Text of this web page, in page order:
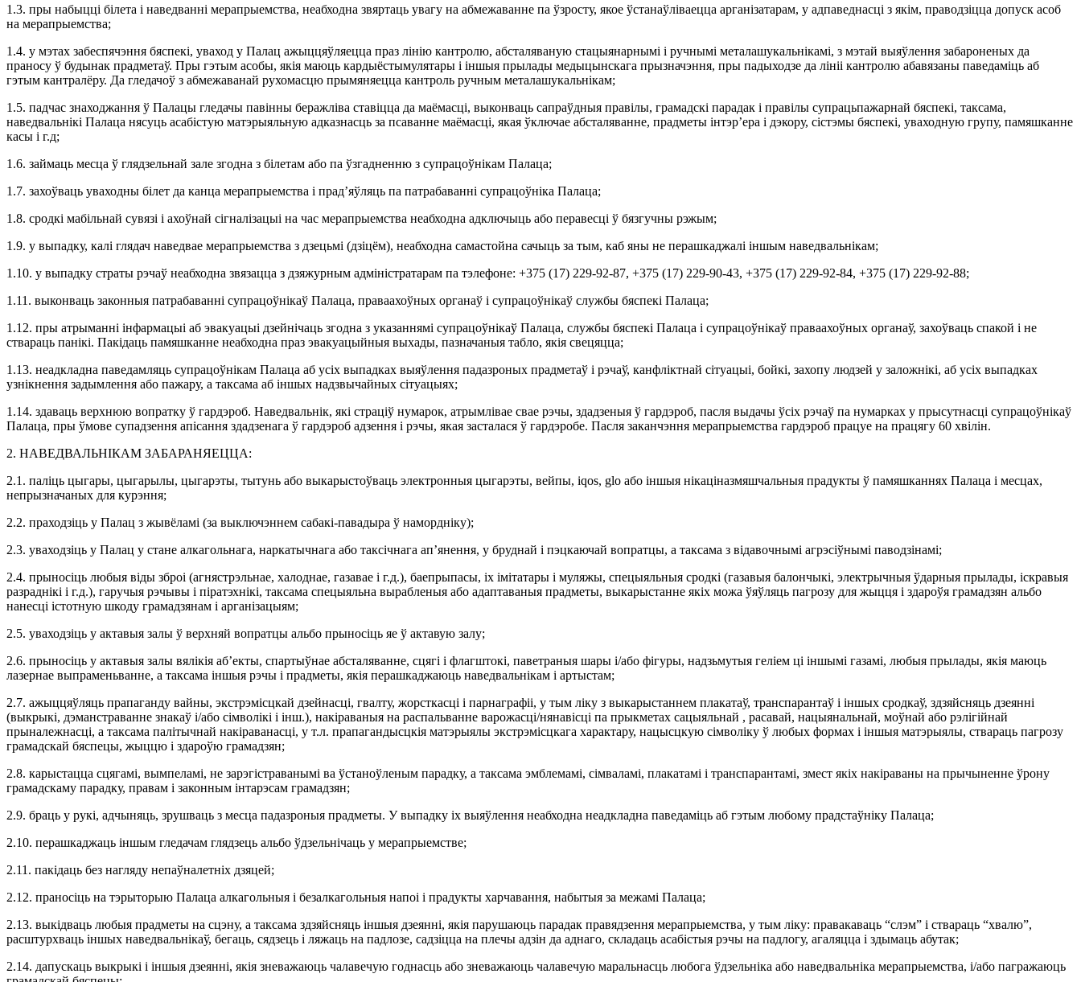
1.3. пры набыцці білета і наведванні мерапрыемства, неабходна звяртаць увагу на абмежаванне па ўзросту, якое ўстанаўліваецца арганізатарам, у адпаведнасці з якім, праводзіцца допуск асоб
на мерапрыемства;
1.4. у мэтах забеспячэння бяспекі, уваход у Палац ажыццяўляецца праз лінію кантролю, абсталяваную стацыянарнымі і ручнымі металашукальнікамі, з мэтай выяўлення забароненых да
праносу ў будынак прадметаў. Пры гэтым асобы, якія маюць кардыёстымулятары і іншыя прылады медыцынскага прызначэння, пры падыходзе да лініі кантролю абавязаны паведаміць аб
гэтым кантралёру. Да гледачоў з абмежаванай рухомасцю прымяняецца кантроль ручным металашукальнікам;
1.5. падчас знаходжання ў Палацы гледачы павінны беражліва ставіцца да маёмасці, выконваць сапраўдныя правілы, грамадскі парадак і правілы супрацьпажарнай бяспекі, таксама,
наведвальнікі Палаца нясуць асабістую матэрыяльную адказнасць за псаванне маёмасці, якая ўключае абсталяванне, прадметы інтэр’ера і дэкору, сістэмы бяспекі, уваходную групу, памяшканне
касы і г.д;
1.6. займаць месца ў глядзельнай зале згодна з білетам або па ўзгадненню з супрацоўнікам Палаца;
1.7. захоўваць уваходны білет да канца мерапрыемства і прад’яўляць па патрабаванні супрацоўніка Палаца;
1.8. сродкі мабільнай сувязі і ахоўнай сігналізацыі на час мерапрыемства неабходна адключыць або перавесці ў бязгучны рэжым;
1.9. у выпадку, калі глядач наведвае мерапрыемства з дзецьмі (дзіцём), неабходна самастойна сачыць за тым, каб яны не перашкаджалі іншым наведвальнікам;
1.10. у выпадку страты рэчаў неабходна звязацца з дзяжурным адміністратарам па тэлефоне: +375 (17) 229-92-87, +375 (17) 229-90-43, +375 (17) 229-92-84, +375 (17) 229-92-88;
1.11. выконваць законныя патрабаванні супрацоўнікаў Палаца, праваахоўных органаў і супрацоўнікаў службы бяспекі Палаца;
1.12. пры атрыманні інфармацыі аб эвакуацыі дзейнічаць згодна з указаннямі супрацоўнікаў Палаца, службы бяспекі Палаца і супрацоўнікаў праваахоўных органаў, захоўваць спакой і не
ствараць панікі. Пакідаць памяшканне неабходна праз эвакуацыйныя выхады, пазначаныя табло, якія свецяцца;
1.13. неадкладна паведамляць супрацоўнікам Палаца аб усіх выпадках выяўлення падазроных прадметаў і рэчаў, канфліктнай сітуацыі, бойкі, захопу людзей у заложнікі, аб усіх выпадках
узнікнення задымлення або пажару, а таксама аб іншых надзвычайных сітуацыях;
1.14. здаваць верхнюю вопратку ў гардэроб. Наведвальнік, які страціў нумарок, атрымлівае свае рэчы, здадзеныя ў гардэроб, пасля выдачы ўсіх рэчаў па нумарках у прысутнасці супрацоўнікаў
Палаца, пры ўмове супадзення апісання здадзенага ў гардэроб адзення і рэчы, якая засталася ў гардэробе. Пасля заканчэння мерапрыемства гардэроб працуе на працягу 60 хвілін.
2. НАВЕДВАЛЬНІКАМ ЗАБАРАНЯЕЦЦА:
2.1. паліць цыгары, цыгарылы, цыгарэты, тытунь або выкарыстоўваць электронныя цыгарэты, вейпы, iqos, glo або іншыя нікаціназмяшчальныя прадукты ў памяшканнях Палаца і месцах,
непрызначаных для курэння;
2.2. праходзіць у Палац з жывёламі (за выключэннем сабакі-павадыра ў намордніку);
2.3. уваходзіць у Палац у стане алкагольнага, наркатычнага або таксічнага ап’янення, у бруднай і пэцкаючай вопратцы, а таксама з відавочнымі агрэсіўнымі паводзінамі;
2.4. прыносіць любыя віды зброі (агнястрэльнае, халоднае, газавае і г.д.), баепрыпасы, іх імітатары і муляжы, спецыяльныя сродкі (газавыя балончыкі, электрычныя ўдарныя прылады, іскравыя
разраднікі і г.д.), гаручыя рэчывы і піратэхнікі, таксама спецыяльна вырабленыя або адаптаваныя прадметы, выкарыстанне якіх можа ўяўляць пагрозу для жыцця і здароўя грамадзян альбо
нанесці істотную шкоду грамадзянам і арганізацыям;
2.5. уваходзіць у актавыя залы ў верхняй вопратцы альбо прыносіць яе ў актавую залу;
2.6. прыносіць у актавыя залы вялікія аб’екты, спартыўнае абсталяванне, сцягі і флагштокі, паветраныя шары і/або фігуры, надзьмутыя геліем ці іншымі газамі, любыя прылады, якія маюць
лазернае выпраменьванне, а таксама іншыя рэчы і прадметы, якія перашкаджаюць наведвальнікам і артыстам;
2.7. ажыццяўляць прапаганду вайны, экстрэмісцкай дзейнасці, гвалту, жорсткасці і парнаграфіі, у тым ліку з выкарыстаннем плакатаў, транспарантаў і іншых сродкаў, здзяйсняць дзеянні
(выкрыкі, дэманстраванне знакаў і/або сімволікі і інш.), накіраваныя на распальванне варожасці/нянавісці па прыкметах сацыяльнай , расавай, нацыянальнай, моўнай або рэлігійнай
прыналежнасці, а таксама палітычнай накіраванасці, у т.л. прапагандысцкія матэрыялы экстрэмісцкага характару, нацысцкую сімволіку ў любых формах і іншыя матэрыялы, ствараць пагрозу
грамадскай бяспецы, жыццю і здароўю грамадзян;
2.8. карыстацца сцягамі, вымпеламі, не зарэгістраванымі ва ўстаноўленым парадку, а таксама эмблемамі, сімваламі, плакатамі і транспарантамі, змест якіх накіраваны на прычыненне ўрону
грамадскаму парадку, правам і законным інтарэсам грамадзян;
2.9. браць у рукі, адчыняць, зрушваць з месца падазроныя прадметы. У выпадку іх выяўлення неабходна неадкладна паведаміць аб гэтым любому прадстаўніку Палаца;
2.10. перашкаджаць іншым гледачам глядзець альбо ўдзельнічаць у мерапрыемстве;
2.11. пакідаць без нагляду непаўналетніх дзяцей;
2.12. праносіць на тэрыторыю Палаца алкагольныя і безалкагольныя напоі і прадукты харчавання, набытыя за межамі Палаца;
2.13. выкідваць любыя прадметы на сцэну, а таксама здзяйсняць іншыя дзеянні, якія парушаюць парадак правядзення мерапрыемства, у тым ліку: правакаваць “слэм” і ствараць “хвалю”,
расштурхваць іншых наведвальнікаў, бегаць, сядзець і ляжаць на падлозе, садзіцца на плечы адзін да аднаго, складаць асабістыя рэчы на падлогу, агаляцца і здымаць абутак;
2.14. дапускаць выкрыкі і іншыя дзеянні, якія зневажаюць чалавечую годнасць або зневажаюць чалавечую маральнасць любога ўдзельніка або наведвальніка мерапрыемства, і/або пагражаюць